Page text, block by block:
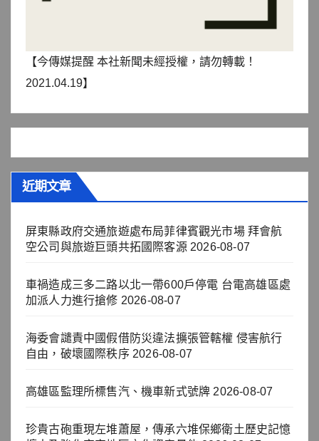
【今傳媒提醒 本社新聞未經授權，請勿轉載！
2021.04.19】
近期文章
屏東縣政府交通旅遊處布局菲律賓觀光市場 拜會航
空公司與旅遊巨頭共拓國際客源 2026-08-07
車禍造成三多二路以北一帶600戶停電 台電高雄區處
加派人力進行搶修 2026-08-07
海委會譴責中國假借防災違法擴張管轄權 侵害航行
自由，破壞國際秩序 2026-08-07
高雄區監理所標售汽、機車新式號牌 2026-08-07
珍貴古砲重現左堆蕭屋，傳承六堆保鄉衛土歷史記憶